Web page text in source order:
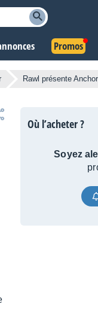
Promos
Rawl présente Anchor
Où l’acheter ?
Soyez